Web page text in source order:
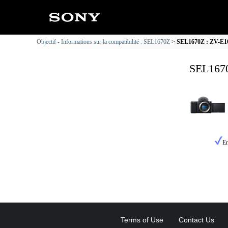
Objectif - Informations sur la compatibilité : SEL1670Z SEL1670Z : ZV-
Terms of Use Contact Us